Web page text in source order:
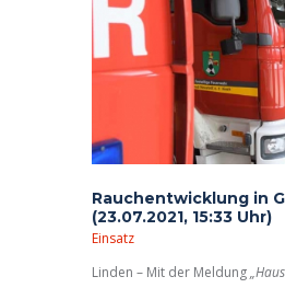
Rauchentwicklung in
(23.07.2021, 15:33 Uhr)
Einsatz
Linden – Mit der Meldung